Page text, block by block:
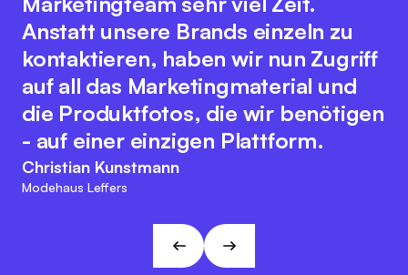
Abläufe deutlich verbessert. Wir
haben nun Bilder zu den einzelnen
Artikeln im System, was das interne
Reporting, unser
Retourenmanagement und die
Nachorder deutlich vereinfacht.
Marc Ramelow
Anstatt unsere Brands einzeln zu
kontaktieren, haben wir nun Zugriff
auf all das Marketingmaterial und
die Produktfotos, die wir benötigen
- auf einer einzigen Plattform.
Christian Kunstmann
Modehaus Leffers
Zusammenarbeit aller
Branchenakteure zur Optimierung
digitaler Prozesse. Dabei bewahrt
sich das Team der Fashion Cloud
ihren kundenfreundlichen und
agilen Charakter. Diese
Herangehensweise passt zu den